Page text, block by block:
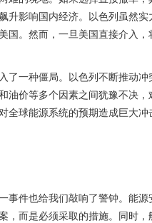
升影响国内经济。以色列虽然
国。然而，一旦美国直接介入
了一种僵局。以色列不断推动
油价等多个因素之间犹豫不决
全球能源系统的预期造成巨大
事件也给我们敲响了警钟。能
，而是必须采取的措施。同时